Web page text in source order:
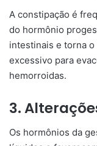
A constipação é
do hormônio
intestinais e torna
excessivo para
hemorroidas.
3.
Os hormônios da